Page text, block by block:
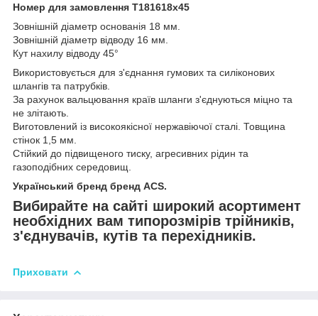
Номер для замовлення Т181618х45
Зовнішній діаметр основанія 18 мм.
Зовнішній діаметр відводу 16 мм.
Кут нахилу відводу 45°
Використовується для з'єднання гумових та силіконових
шлангів та патрубків.
За рахунок вальцювання країв шланги з'єднуються міцно та
не злітають.
Виготовлений із високоякісної нержавіючої сталі. Товщина
стінок 1,5 мм.
Стійкий до підвищеного тиску, агресивних рідин та
газоподібних середовищ.
Український бренд бренд ACS.
Вибирайте на сайті широкий асортимент
необхідних вам типорозмірів трійників,
з'єднувачів, кутів та перехідників.
Приховати